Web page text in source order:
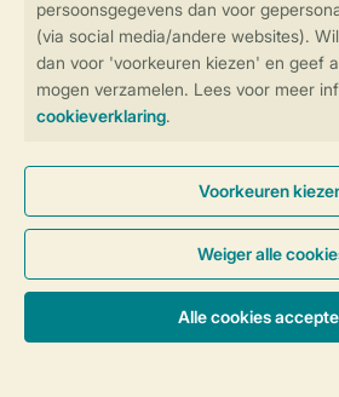
Controle over jouw
Instellingen
Veilige betaling
Algemene Voorwaarden Privacy Notice
Toegankelijkheid